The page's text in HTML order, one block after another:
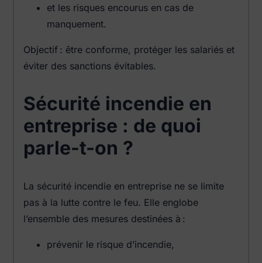
et les risques encourus en cas de
manquement.
Objectif : être conforme, protéger les salariés et
éviter des sanctions évitables.
Sécurité incendie en
entreprise : de quoi
parle-t-on ?
La sécurité incendie en entreprise ne se limite
pas à la lutte contre le feu. Elle englobe
l’ensemble des mesures destinées à :
prévenir le risque d’incendie,